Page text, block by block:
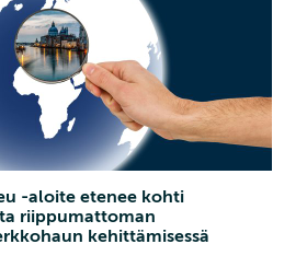
-aloite etenee kohti
riippumattoman
kehittämisessä